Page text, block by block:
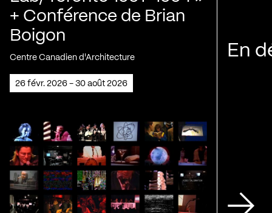
+ Conférence de Brian
Boigon
Centre Canadien d'Architecture
26 févr. 2026 - 30 août 2026
En